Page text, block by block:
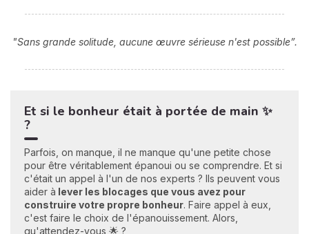
"Sans grande solitude, aucune œuvre sérieuse n'est possible”.
Et si le bonheur était à portée de main ✨
?
Parfois, on manque, il ne manque qu'une petite chose
pour être véritablement épanoui ou se comprendre. Et si
c'était un appel à l'un de nos experts ? Ils peuvent vous
aider à lever les blocages que vous avez pour
construire votre propre bonheur. Faire appel à eux,
c'est faire le choix de l'épanouissement. Alors,
qu'attendez-vous 🌟 ?